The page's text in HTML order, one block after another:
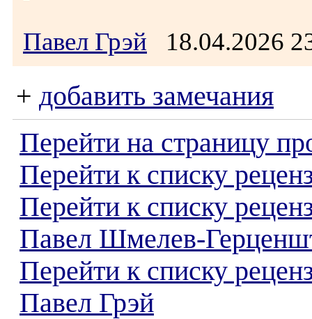
Павел Грэй 18.04.2026
+ добавить замечания
Перейти на страницу
Перейти к списку
Перейти к списку
Павел Шмелев-
Перейти к списку
Павел Грэй